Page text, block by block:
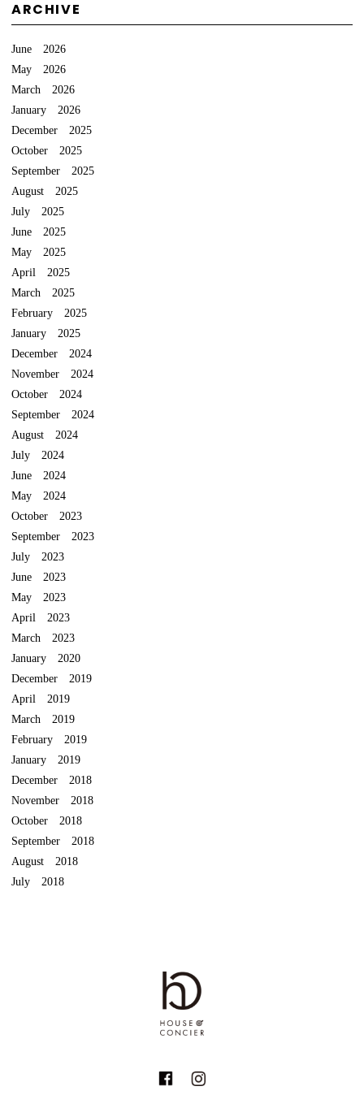
ARCHIVE
June 2026
May 2026
March 2026
January 2026
December 2025
October 2025
September 2025
August 2025
July 2025
June 2025
May 2025
April 2025
March 2025
February 2025
January 2025
December 2024
November 2024
October 2024
September 2024
August 2024
July 2024
June 2024
May 2024
October 2023
September 2023
July 2023
June 2023
May 2023
April 2023
March 2023
January 2020
December 2019
April 2019
March 2019
February 2019
January 2019
December 2018
November 2018
October 2018
September 2018
August 2018
July 2018